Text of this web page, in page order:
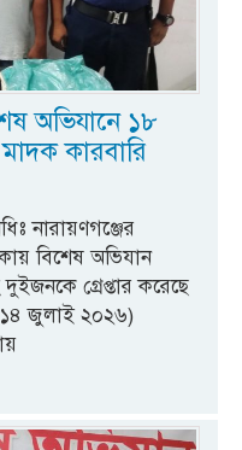
অভিযানে ১৮
কারবারি
নারায়ণগঞ্জের
বিশেষ অভিযান
গ্রেপ্তার করেছে
জুলাই ২০২৬)